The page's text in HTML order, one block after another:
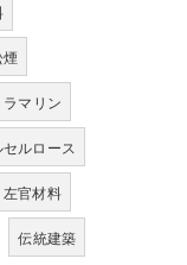
ラマリン
セルロース
左官材料
伝統建築